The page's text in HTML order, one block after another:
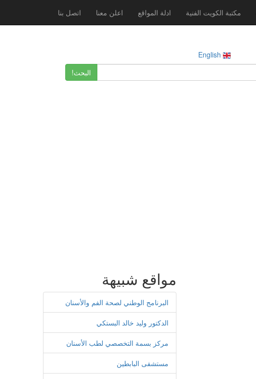
مكتبة الكويت الفنية ادلة المواقع اعلن معنا اتصل بنا
البحث!
مواقع شبيهة
البرنامج الوطني لصحة الفم والأسنان
الدكتور وليد خالد البستكي
مركز بسمة التخصصي لطب الأسنان
مستشفى البابطين